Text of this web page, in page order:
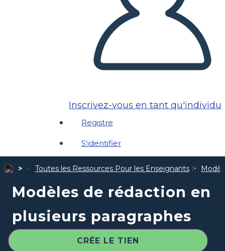
Inscrivez-vous en tant qu'individu
Registre
S'identifier
Toutes les Ressources Pour les Enseignants
Modèles de rédaction en
plusieurs paragraphes
CRÉE LE TIEN